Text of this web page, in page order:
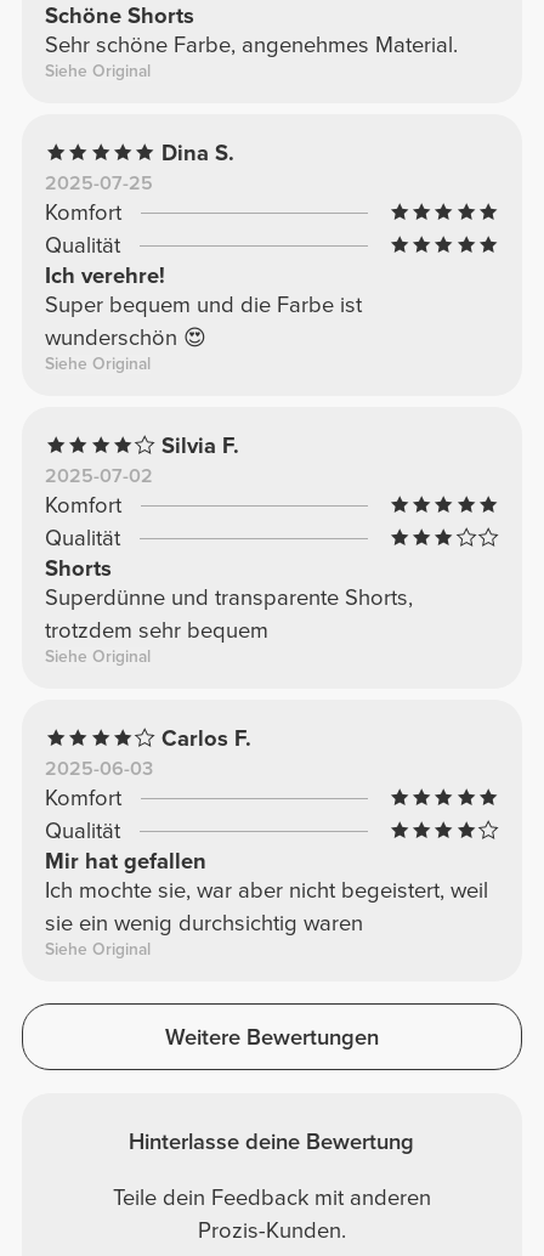
Schöne Shorts
Sehr schöne Farbe, angenehmes Material.
Siehe Original
Dina S.
2025-07-25
Komfort
Qualität
Ich verehre!
Super bequem und die Farbe ist
wunderschön 😍
Siehe Original
Silvia F.
2025-07-02
Komfort
Qualität
Shorts
Superdünne und transparente Shorts,
trotzdem sehr bequem
Siehe Original
Carlos F.
2025-06-03
Komfort
Qualität
Mir hat gefallen
Ich mochte sie, war aber nicht begeistert, weil
sie ein wenig durchsichtig waren
Siehe Original
Weitere Bewertungen
Hinterlasse deine Bewertung
Teile dein Feedback mit anderen
Prozis-Kunden.